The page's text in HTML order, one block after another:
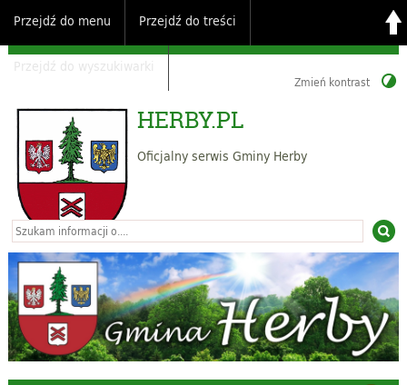
Przejdź do menu Przejdź do treści
Przejdź do wyszukiwarki
Zmień kontrast
HERBY.PL
Oficjalny serwis Gminy Herby